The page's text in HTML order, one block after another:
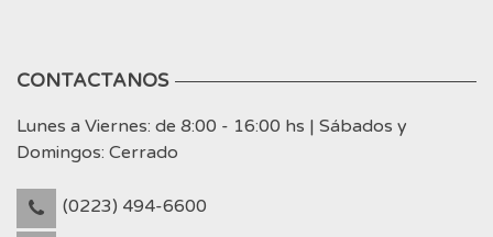
CONTACTANOS
Lunes a Viernes: de 8:00 - 16:00 hs | Sábados y
Domingos: Cerrado
(0223) 494-6600